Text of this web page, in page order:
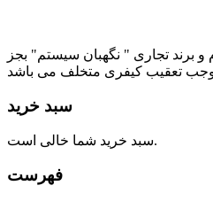
و برند تجاری " نگهبان سیستم" بجز
تعقیب کیفری متخلف می باشد
سبد خرید
سبد خرید شما خالی است.
فهرست